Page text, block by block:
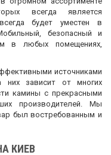
всегда является
будет уместен в
безопасный и
в любых помещениях,
источниками
них зависит от многих
камины с прекрасными
производителей. Мы
был востребованным и
КИЕВ